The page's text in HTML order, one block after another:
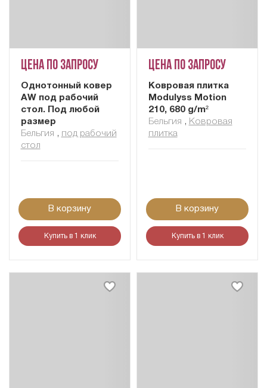
Цена по запросу
Однотонный ковер
AW под рабочий
стол. Под любой
размер
Бельгия , под рабочий
стол
В корзину
Купить в 1 клик
Цена по запросу
Ковровая плитка
Modulyss Motion
210, 680 g/m²
Бельгия , Ковровая
плитка
В корзину
Купить в 1 клик